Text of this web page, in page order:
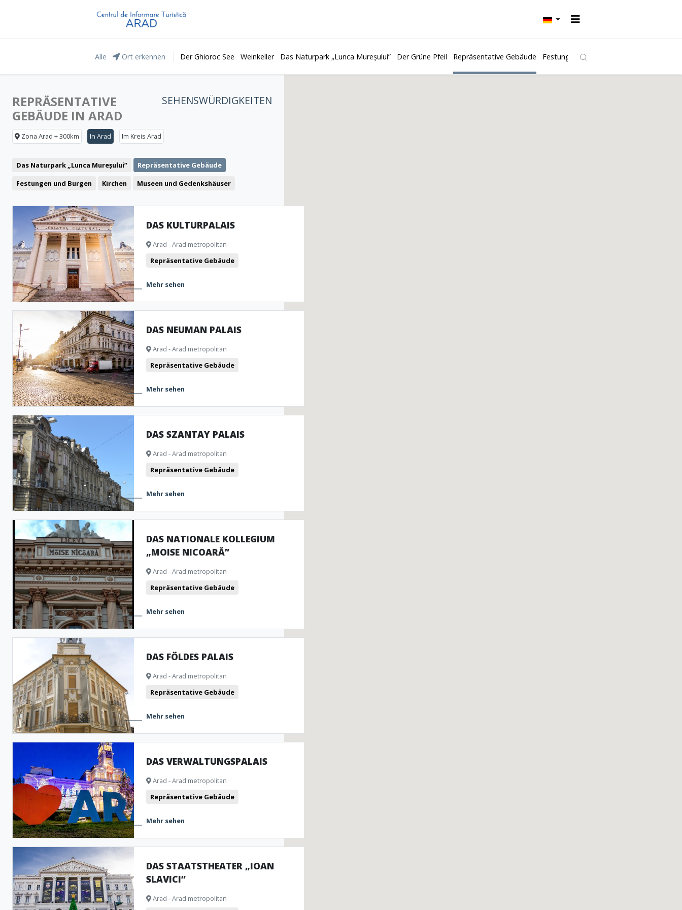
Alle Ort erkennen Der Ghioroc See Weinkeller Das Naturpark „Lunca Mureșului” Der Grüne Pfeil Repräsentative Gebäude Festungen und Burgen
SEHENSWÜRDIGKEITEN
REPRÄSENTATIVE
GEBÄUDE IN ARAD
Zona Arad + 300km In Arad Im Kreis Arad
Das Naturpark „Lunca Mureșului”
Repräsentative Gebäude
Festungen und Burgen
Kirchen
Museen und Gedenkshäuser
DAS KULTURPALAIS
Arad - Arad metropolitan
Repräsentative Gebäude
Mehr sehen
DAS NEUMAN PALAIS
Arad - Arad metropolitan
Repräsentative Gebäude
Mehr sehen
DAS SZANTAY PALAIS
Arad - Arad metropolitan
Repräsentative Gebäude
Mehr sehen
DAS NATIONALE KOLLEGIUM
„MOISE NICOARĂ”
Arad - Arad metropolitan
Repräsentative Gebäude
Mehr sehen
DAS FÖLDES PALAIS
Arad - Arad metropolitan
Repräsentative Gebäude
Mehr sehen
DAS VERWALTUNGSPALAIS
Arad - Arad metropolitan
Repräsentative Gebäude
Mehr sehen
DAS STAATSTHEATER „IOAN
SLAVICI”
Arad - Arad metropolitan